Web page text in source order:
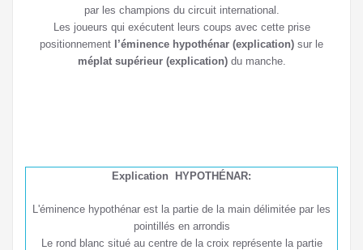
par les champions du circuit international.
Les joueurs qui exécutent leurs coups avec cette prise
positionnement l’éminence hypothénar (explication) sur le
méplat supérieur (explication)du manche.
Explication HYPOTHÉNAR:
L'éminence hypothénar est la partie de la main délimitée par les
pointillés en arrondis
Le rond blanc situé au centre de la croix représente la partie